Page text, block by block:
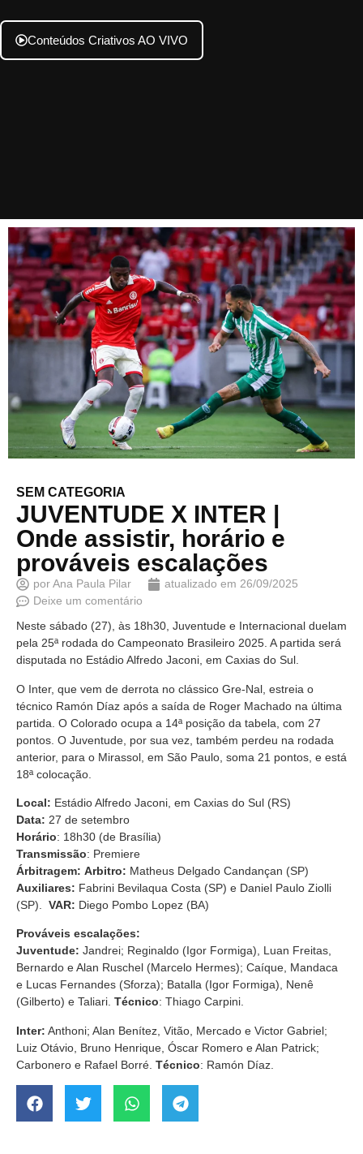
Conteúdos Criativos AO VIVO
SEM CATEGORIA
JUVENTUDE X INTER |
Onde assistir, horário e
prováveis escalações
porAna Paula Pilar atualizado em 26/09/2025
Deixe um comentário
Neste sábado (27), às 18h30, Juventude e Internacional duelam
pela 25ª rodada do Campeonato Brasileiro 2025. A partida será
disputada no Estádio Alfredo Jaconi, em Caxias do Sul.
O Inter, que vem de derrota no clássico Gre-Nal, estreia o
técnico Ramón Díaz após a saída de Roger Machado na última
partida. O Colorado ocupa a 14ª posição da tabela, com 27
pontos. O Juventude, por sua vez, também perdeu na rodada
anterior, para o Mirassol, em São Paulo, soma 21 pontos, e está
18ª colocação.
Local: Estádio Alfredo Jaconi, em Caxias do Sul (RS)
Data: 27 de setembro
Horário: 18h30 (de Brasília)
Transmissão: Premiere
Árbitragem: Arbitro: Matheus Delgado Candançan (SP)
Auxiliares: Fabrini Bevilaqua Costa (SP) e Daniel Paulo Ziolli
(SP).
VAR: Diego Pombo Lopez (BA)
Prováveis escalações:
Juventude: Jandrei; Reginaldo (Igor Formiga), Luan Freitas,
Bernardo e Alan Ruschel (Marcelo Hermes); Caíque, Mandaca
e Lucas Fernandes (Sforza); Batalla (Igor Formiga), Nenê
(Gilberto) e Taliari. Técnico: Thiago Carpini.
Inter: Anthoni; Alan Benítez, Vitão, Mercado e Victor Gabriel;
Luiz Otávio, Bruno Henrique, Óscar Romero e Alan Patrick;
Carbonero e Rafael Borré. Técnico: Ramón Díaz.